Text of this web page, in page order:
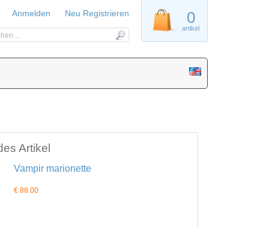
Artikel
Vampir marionette
€ 88.00
0
artikel
Anmelden Neu Registrieren